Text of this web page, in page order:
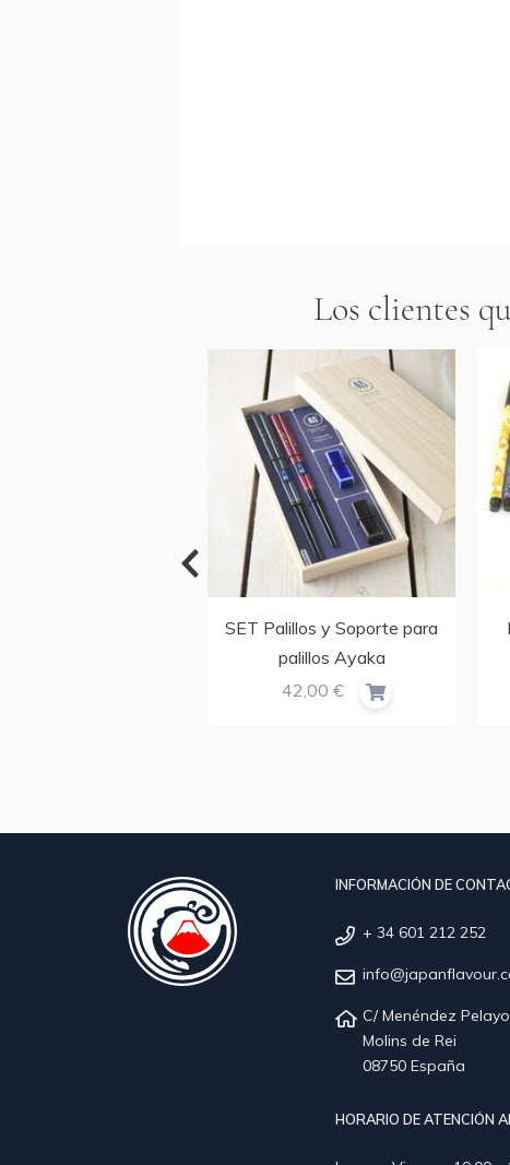
Los clientes
SET Palillos y Soporte para
palillos Ayaka
42,00 €
INFORMACIÓN DE
+ 34 601 212 252
C/ Menéndez
Molins de Rei
08750 España
HORARIO DE ATENCIÓN